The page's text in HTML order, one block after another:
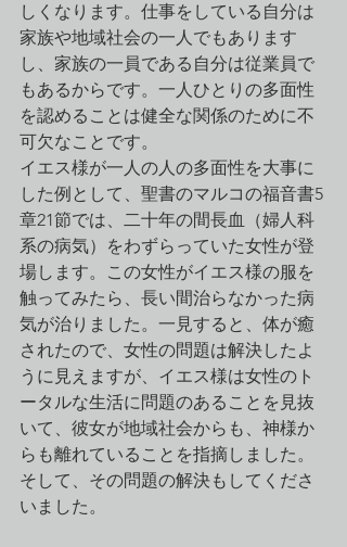
しくなります。仕事をしている自分は
家族や地域社会の一人でもあります
し、家族の一員である自分は従業員で
もあるからです。一人ひとりの多面性
を認めることは健全な関係のために不
可欠なことです。
イエス様が一人の人の多面性を大事に
した例として、聖書のマルコの福音書5
章21節では、二十年の間長血（婦人科
系の病気）をわずらっていた女性が登
場します。この女性がイエス様の服を
触ってみたら、長い間治らなかった病
気が治りました。一見すると、体が癒
されたので、女性の問題は解決したよ
うに見えますが、イエス様は女性のト
ータルな生活に問題のあることを見抜
いて、彼女が地域社会からも、神様か
らも離れていることを指摘しました。
そして、その問題の解決もしてくださ
いました。